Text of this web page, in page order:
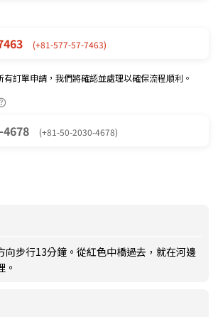
(+81-577-57-7463)
訂單申請，我們將確認並處理以確保流程順利。
(+81-50-2030-4678)
向步行13分鐘。從紅色中橋過去，就在河邊
。